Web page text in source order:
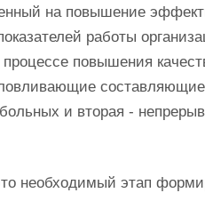
на повышение
работы
повышения
и вторая -
необходимый этап